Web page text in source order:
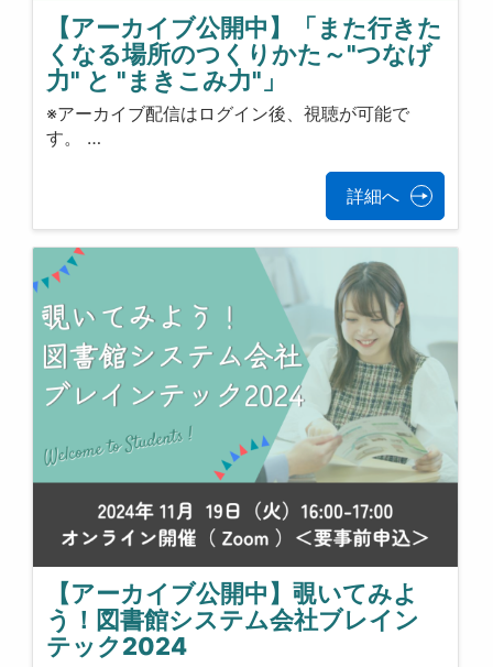
【アーカイブ公開中】「また行きた
くなる場所のつくりかた～"つなげ
力" と "まきこみ力"」
※アーカイブ配信はログイン後、視聴が可能で
す。 …
詳細へ
【アーカイブ公開中】覗いてみよ
う！図書館システム会社ブレイン
テック2024